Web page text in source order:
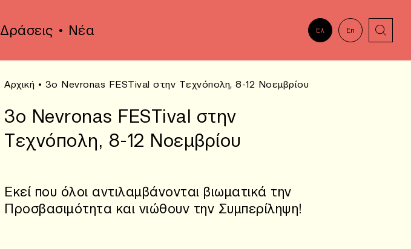
Δράσεις Νέα Ελ En
Αρχική • 3ο Nevronas FESTival στην Τεχνόπολη, 8-12 Nοεμβρίου
3ο Nevronas FESTival στην
Τεχνόπολη, 8-12 Nοεμβρίου
Εκεί που όλοι αντιλαμβάνονται βιωματικά την
Προσβασιμότητα και νιώθουν την Συμπερίληψη!